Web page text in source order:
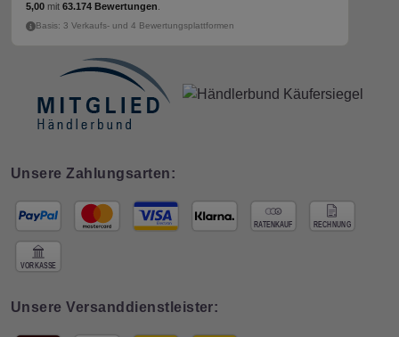
5,00 mit 63.174 Bewertungen
Basis: 3 Verkaufs- und 4 Bewertungsplattformen
Unsere Zahlungsarten:
Unsere Versanddienstleister: